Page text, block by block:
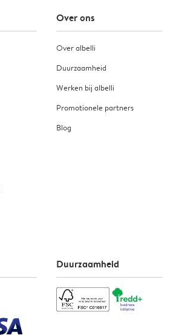
Over ons
Over albelli
Duurzaamheid
Werken bij albelli
Promotionele partners
Blog
Duurzaamheid